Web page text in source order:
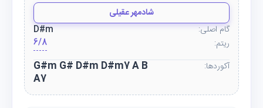
شادمهر عقیلی
گام اصلی:
D#m
ریتم:
6/8
آکوردها:
G#m G# D#m D#m7 A B
A7